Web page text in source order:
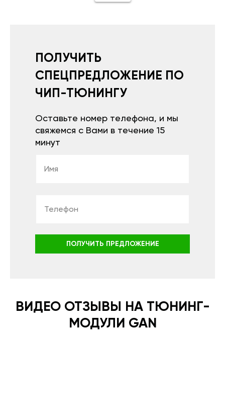
ПОЛУЧИТЬ
СПЕЦПРЕДЛОЖЕНИЕ ПО
ЧИП-ТЮНИНГУ
Оставьте номер телефона, и мы
свяжемся с Вами в течение 15
минут
ПОЛУЧИТЬ ПРЕДЛОЖЕНИЕ
ВИДЕО ОТЗЫВЫ НА ТЮНИНГ-
МОДУЛИ GAN